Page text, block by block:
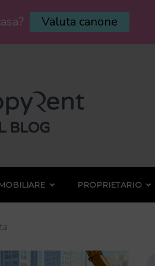
PROPRIETARIO
Valuta canone